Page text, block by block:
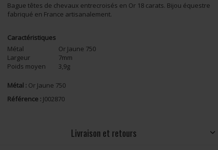
Bague têtes de chevaux entrecroisés en Or 18 carats. Bijou équestre
fabriqué en France artisanalement.
Caractéristiques
Métal
Or Jaune 750
Largeur
7mm
Poids moyen
3,9g
Métal : Or Jaune 750
Référence : J002870
Livraison et retours